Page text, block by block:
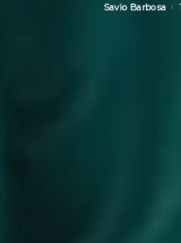
Posted
Savio Barbosa